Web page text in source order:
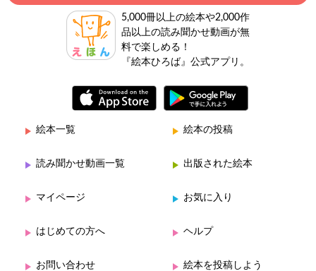
5,000冊以上の絵本や2,000作
品以上の読み聞かせ動画が無
料で楽しめる！
『絵本ひろば』公式アプリ。
絵本一覧 絵本の投稿
読み聞かせ動画一覧 出版された絵本
マイページ お気に入り
はじめての方へ ヘルプ
お問い合わせ 絵本を投稿しよう